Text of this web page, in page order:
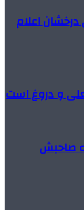
اعلام
و دروغ است
صاحبش